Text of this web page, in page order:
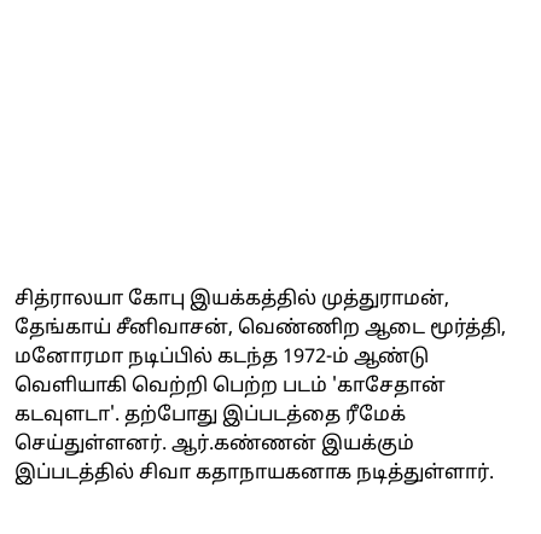
சித்ராலயா கோபு இயக்கத்தில் முத்துராமன்,
தேங்காய் சீனிவாசன், வெண்ணிற ஆடை மூர்த்தி,
மனோரமா நடிப்பில் கடந்த 1972-ம் ஆண்டு
வெளியாகி வெற்றி பெற்ற படம் 'காசேதான்
கடவுளடா'. தற்போது இப்படத்தை ரீமேக்
செய்துள்ளனர். ஆர்.கண்ணன் இயக்கும்
இப்படத்தில் சிவா கதாநாயகனாக நடித்துள்ளார்.